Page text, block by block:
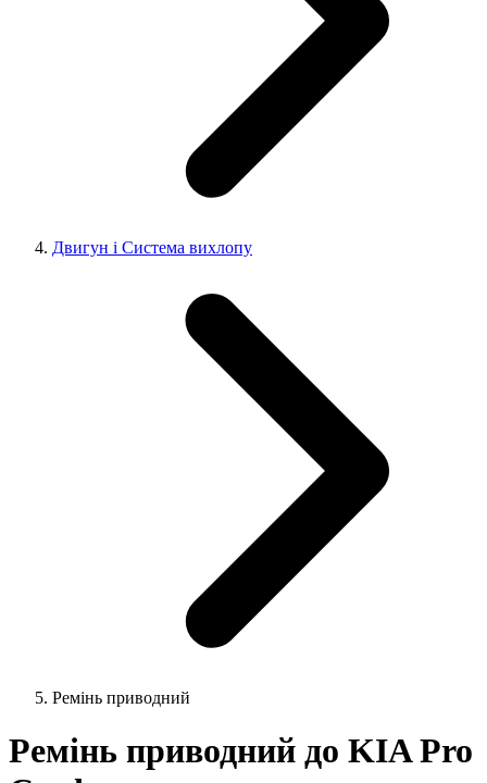
Двигун і Система вихлопу
Ремінь приводний
Ремінь приводний до KIA Pro